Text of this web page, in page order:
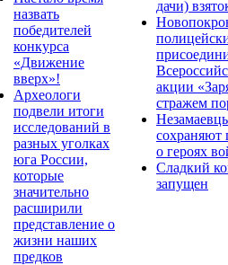
назвать
победителей
конкурса
«Движение
вверх»!
Археологи
подвели итоги
исследований в
разных уголках
юга России,
которые
значительно
расширили
представление о
жизни наших
предков
дачи)
акции
стражем
сохраняют
о героях
Сладкий
запущен